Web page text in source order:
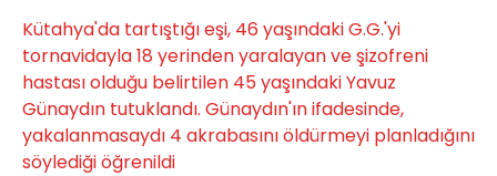
Kütahya'da tartıştığı eşi, 46 yaşındaki G.G.'yi
tornavidayla 18 yerinden yaralayan ve şizofreni
hastası olduğu belirtilen 45 yaşındaki Yavuz
Günaydın tutuklandı. Günaydın'ın ifadesinde,
yakalanmasaydı 4 akrabasını öldürmeyi planladığını
söylediği öğrenildi